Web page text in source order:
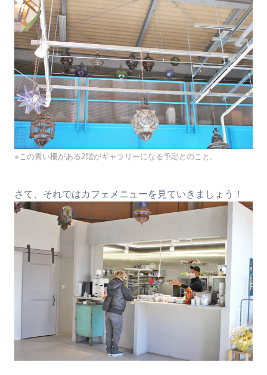
※この青い柵がある2階がギャラリーになる予定とのこと。
さて、それではカフェメニューを見ていきましょう！